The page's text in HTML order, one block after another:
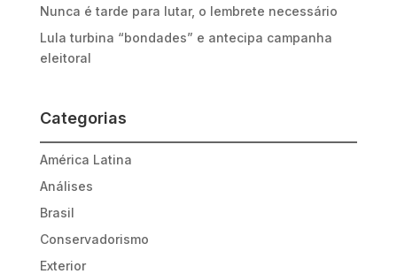
Nunca é tarde para lutar, o lembrete necessário
Lula turbina “bondades” e antecipa campanha
eleitoral
Categorias
América Latina
Análises
Brasil
Conservadorismo
Exterior